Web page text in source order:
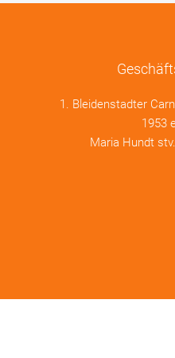
1. Bleidenstadter
1953
Maria Hundt